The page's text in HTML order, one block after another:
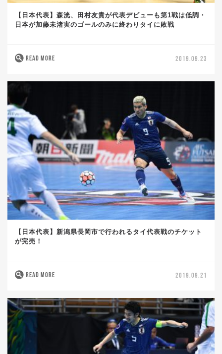
【日本代表】森洸、田村友貴が代表デビューも第1戦は低調・
日本が加藤未渚実のゴールのみに終わりタイに敗戦
READ MORE 2019.09.23
【日本代表】新潟県長岡市で行われるタイ代表戦のチケット
が完売！
READ MORE 2019.09.21